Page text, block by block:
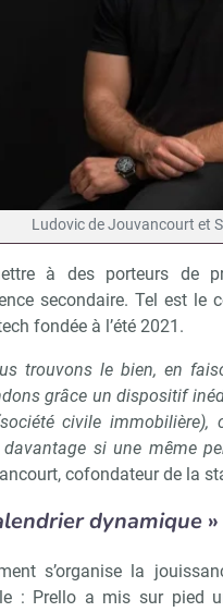
Ludovic de Jouvancourt et
à des porteurs de
secondaire. Tel est le
fondée à l’été 2021.
trouvons le bien, en
grâce un dispositif
civile immobilière),
davantage si une même
cofondateur de la
dynamique
s’organise la
: Prello a mis sur pied